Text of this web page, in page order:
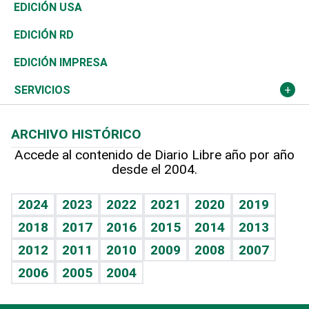
África
Ocenanía
Caribe
Resto del mundo
Vivienda
Telecom.
Global y variable
Economía personal
Buena Vida
Sociales
Novedades
Podcast Arte Libre
Hablando con el pediatra
Vida y familia
Eñe
Celebrando la vida
Sin complejos
Ciclismo
Tenis
Olimpismo
Más deportes
TBT Deportivo
En Directo
El Espía
Noticiero Poteleche
Columnistas
Más firmas
Tecnología
Historia
Martes de tecnología
Cambio climático
Economía
Revista
Deportes
Opinión
Hecho en casa
Guía del dinero
EDICIÓN USA
EDICIÓN RD
EDICIÓN IMPRESA
SERVICIOS
Cumpleaños
Horóscopos
Crucigramas
ARCHIVO HISTÓRICO
Accede al contenido de Diario Libre año por año
desde el 2004.
2024 2023 2022 2021 2020
2019
2018
2017 2016 2015 2014
2013
2012
2011 2010 2009 2008
2007
2006
2005 2004